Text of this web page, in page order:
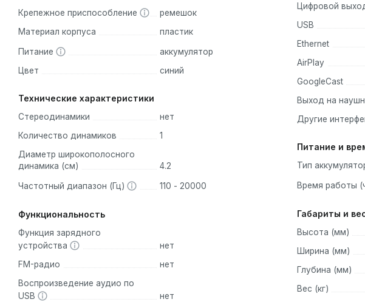
Крепежное приспособление
ремешок
Материал корпуса
пластик
Питание
аккумулятор
Цвет
синий
Технические характеристики
Стереодинамики
нет
Количество динамиков
1
Диаметр широкополосного
динамика (см)
4.2
Частотный диапазон (Гц) 110 - 20000
Функциональность
Функция зарядного
устройства
нет
FM-радио
нет
Воспроизведение аудио по
USB
нет
Цифровой
USB
Ethernet
AirPlay
GoogleCast
Выход на
Другие
Питание и
Тип
Время работы
Габариты и
Высота (мм)
Ширина (мм)
Глубина (мм)
Вес (кг)